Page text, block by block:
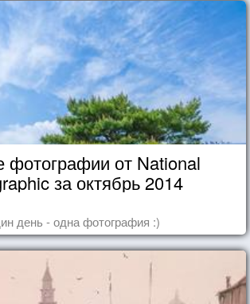
фотографии от National
за октябрь 2014
день - одна фотография :)